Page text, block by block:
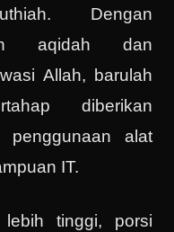
Dengan
aqidah dan
Allah, barulah
diberikan
penggunaan alat
IT.
tinggi, porsi